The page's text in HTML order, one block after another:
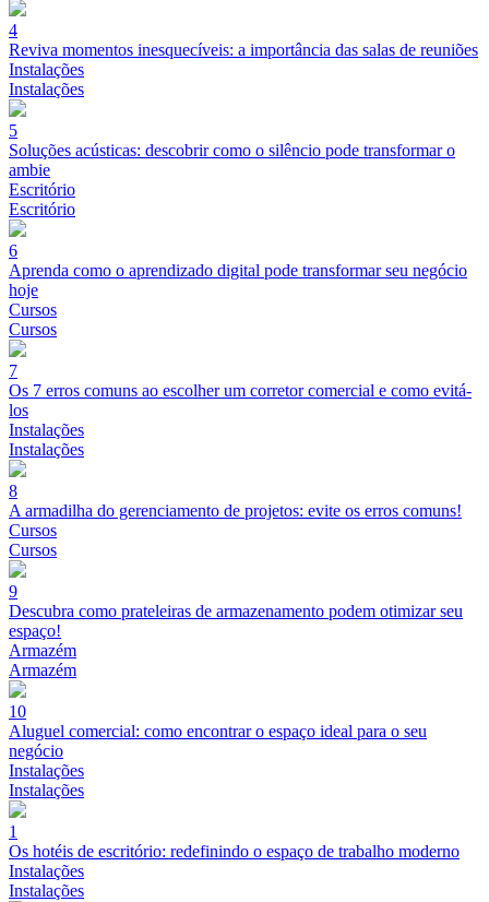
4
Reviva momentos inesquecíveis: a importância das salas de reuniões
Instalações
Instalações
5
Soluções acústicas: descobrir como o silêncio pode transformar o
ambie
Escritório
Escritório
6
Aprenda como o aprendizado digital pode transformar seu negócio
hoje
Cursos
Cursos
7
Os 7 erros comuns ao escolher um corretor comercial e como evitá-
los
Instalações
Instalações
8
A armadilha do gerenciamento de projetos: evite os erros comuns!
Cursos
Cursos
9
Descubra como prateleiras de armazenamento podem otimizar seu
espaço!
Armazém
Armazém
10
Aluguel comercial: como encontrar o espaço ideal para o seu
negócio
Instalações
Instalações
1
Os hotéis de escritório: redefinindo o espaço de trabalho moderno
Instalações
Instalações